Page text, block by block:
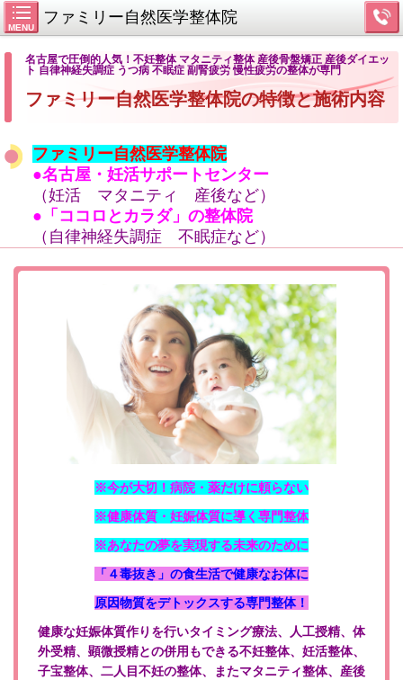
MENU
ファミリー自然医学整体院
名古屋で圧倒的人気！不妊整体 マタニティ整体 産後骨盤矯正 産後ダイエッ
ト 自律神経失調症 うつ病 不眠症 副腎疲労 慢性疲労の整体が専門
ファミリー自然医学整体院の特徴と施術内容
ファミリー自然医学整体院
●名古屋・妊活サポートセンター
（妊活 マタニティ 産後など）
●「ココロとカラダ」の整体院
（自律神経失調症 不眠症など）
※今が大切！病院・薬だけに頼らない
※健康体質・妊娠体質に導く専門整体
※あなたの夢を実現する未来のために
「４毒抜き」の食生活で健康なお体に
原因物質をデトックスする専門整体！
健康な妊娠体質作りを行いタイミング療法、人工授精、体
外受精、顕微授精との併用もできる不妊整体、妊活整体、
子宝整体、二人目不妊の整体、またマタニティ整体、産後